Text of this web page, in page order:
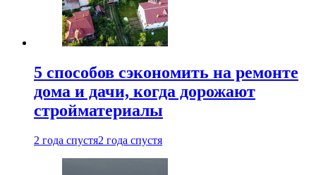
5 способов сэкономить на ремонте
дома и дачи, когда дорожают
стройматериалы
2 года спустя2 года спустя